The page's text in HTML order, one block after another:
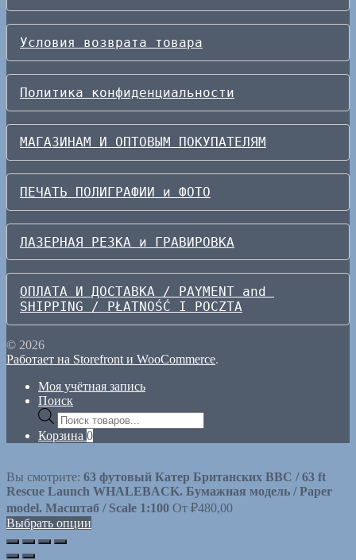
Условия возврата товара
Политика конфиденциальности
МАГАЗИНАМ И ОПТОВЫМ ПОКУПАТЕЛЯМ
ПЕЧАТЬ ПОЛИГРАФИИ и ФОТО
ЛАЗЕРНАЯ РЕЗКА и ГРАВИРОВКА
ОПЛАТА И ДОСТАВКА / PAYMENT and
SHIPPING / PŁATNOŚĆ I POCZTA
© 2026
Работает на Storefront и WooCommerce.
Моя учётная запись
Поиск
Поиск
товаров
Корзина 0
Вы смотрите: 63 футовый Кaтeр Британских ВВС / 63 ft
Rescue Launch WHALEBACK. Бумaжная мoдель / Paper
model. Масштаб / Scale 1:100 От ₽480,00
Выбрать опции